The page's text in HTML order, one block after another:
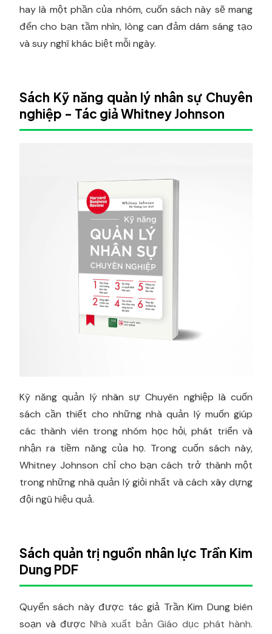
hay là một phần của nhóm, cuốn sách này sẽ mang
đến cho bạn tầm nhìn, lòng can đảm dám sáng tạo
và suy nghĩ khác biệt mỗi ngày.
Sách Kỹ năng quản lý nhân sự Chuyên
nghiệp - Tác giả Whitney Johnson
Kỹ năng quản lý nhân sự Chuyên nghiệp là cuốn
sách cần thiết cho những nhà quản lý muốn giúp
các thành viên trong nhóm học hỏi, phát triển và
nhận ra tiềm năng của họ. Trong cuốn sách này,
Whitney Johnson chỉ cho bạn cách trở thành một
trong những nhà quản lý giỏi nhất và cách xây dựng
đội ngũ hiệu quả.
Sách quản trị nguồn nhân lực Trần Kim
Dung PDF
Quyển sách này được tác giả Trần Kim Dung biên
soạn và đượcNhà xuất bản Giáo dục phát hành.